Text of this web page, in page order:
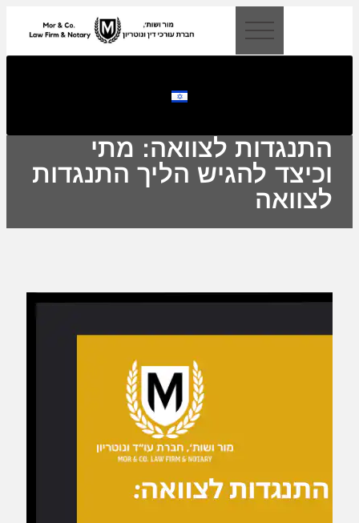
התנגדות לצוואה: מתי
וכיצד להגיש הליך התנגדות
לצוואה